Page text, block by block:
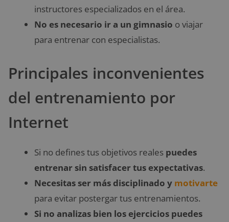
instructores especializados en el área.
No es necesario ir a un gimnasio o viajar
para entrenar con especialistas.
Principales inconvenientes
del entrenamiento por
Internet
Si no defines tus objetivos reales puedes
entrenar sin satisfacer tus expectativas.
Necesitas ser más disciplinado y motivarte
para evitar postergar tus entrenamientos.
Si no analizas bien los ejercicios puedes